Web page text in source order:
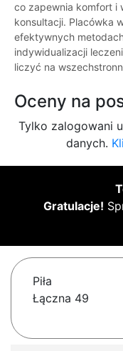
co zapewnia komfort i
konsultacji. Placówka
efektywnych
indywidualizacji
liczyć na
Oceny na
Tylko zalogowani
danych.
Gratulacje!
Piła
Łączna 49